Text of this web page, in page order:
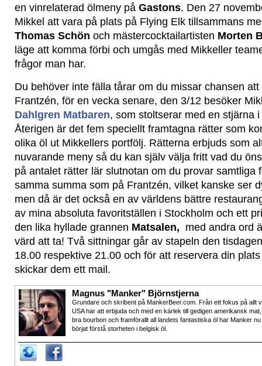
en vinrelaterad ölmeny på Gastons. Den 27
Mikkel att vara på plats på Flying Elk tillsammans
Thomas Schön och mästercocktailartisten Morten
läge att komma förbi och umgås med Mikkeller
frågor man har.
Du behöver inte fälla tårar om du missar chansen
Frantzén, för en vecka senare, den 3/12 besöker
Dahlgren Matbaren, som stoltserar med en stjärna
Återigen är det fem speciellt framtagna rätter som
olika öl ut Mikkellers portfölj. Rätterna erbjuds som
nuvarande meny så du kan själv välja fritt vad du
på antalet rätter lär slutnotan om du provar samtliga
samma summa som på Frantzén, vilket kanske ser
men då är det också en av världens bättre
av mina absoluta favoritställen i Stockholm och ett
den lika hyllade grannen Matsalen, med andra ord
värd att ta! Två sittningar går av stapeln den
18.00 respektive 21.00 och för att reservera din
skickar dem ett mail.
Magnus "Manker" Björnstjerna
Grundare och skribent på MankerBeer.com. Från ett fokus på allt
USA har att erbjuda och med en kärlek till gedigen amerikansk mat,
bra bourbon och framförallt all landets fantastiska öl har Manker nu
börjat förstå storheten i belgisk öl.